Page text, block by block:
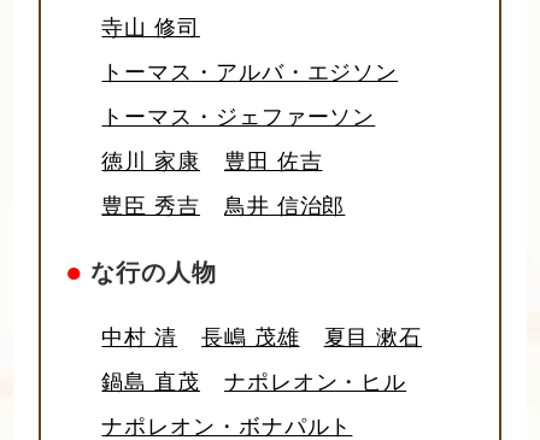
寺山 修司
トーマス・アルバ・エジソン
トーマス・ジェファーソン
徳川 家康
豊田 佐吉
豊臣 秀吉
鳥井 信治郎
● な行の人物
中村 清 長嶋 茂雄
夏目 漱石
鍋島 直茂
ナポレオン・ヒル
ナポレオン・ボナパルト